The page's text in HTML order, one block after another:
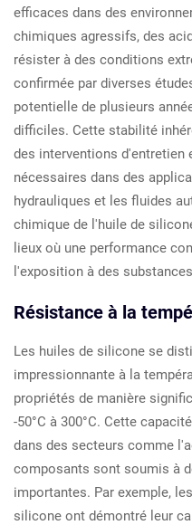
efficaces dans des
chimiques agressifs, des
résister à des conditions
confirmée par diverses
potentielle de plusieurs
difficiles. Cette stabilité
des interventions d'entretien
nécessaires dans des
hydrauliques et les fluides
chimique de l'huile de
lieux où une performance
l'exposition à des
Résistance à la
Les huiles de silicone se
impressionnante à la
propriétés de manière
-50°C à 300°C. Cette
dans des secteurs comme
composants sont soumis à
importantes. Par exemple,
silicone ont démontré leur